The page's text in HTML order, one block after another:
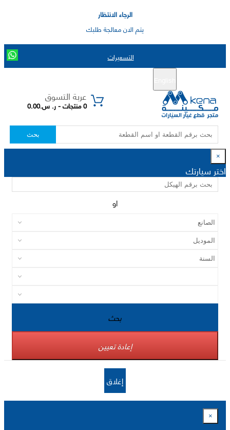
الرجاء الانتظار
يتم الان معالجة طلبك
التسعيرات
عربة التسوق
0 منتجات - ر. س.0.00
بحث
×
اختر سيارتك
او
بحث
إعادة تعيين
إغلاق
×